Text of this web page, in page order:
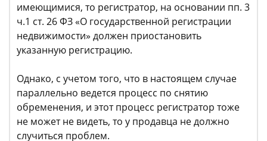
имеющимися, то регистратор, на основании пп. 3
ч.1 ст. 26 ФЗ «О государственной регистрации
недвижимости» должен приостановить
указанную регистрацию.
Однако, с учетом того, что в настоящем случае
параллельно ведется процесс по снятию
обременения, и этот процесс регистратор тоже
не может не видеть, то у продавца не должно
случиться проблем.